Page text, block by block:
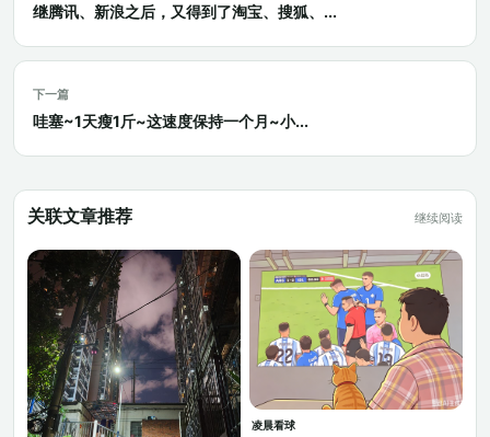
继腾讯、新浪之后，又得到了淘宝、搜狐、...
下一篇
哇塞~1天瘦1斤~这速度保持一个月~小...
关联文章推荐 继续阅读
凌晨看球